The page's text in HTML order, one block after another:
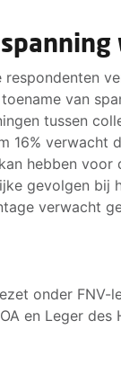
respondenten
van
tussen
16%
hebben voor
gevolgen bij
verwacht
onder FNV-
en Leger des